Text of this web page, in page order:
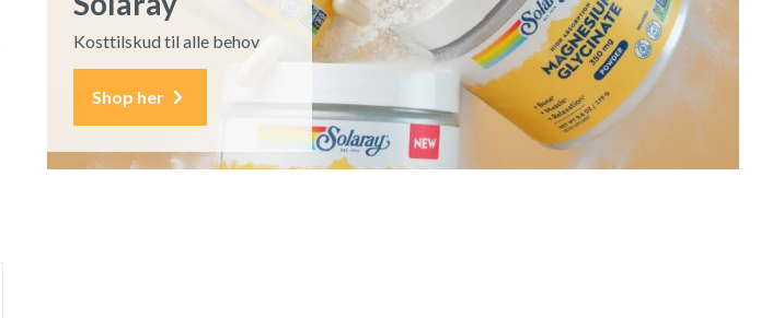
Kosttilskud til alle behov
Shop her